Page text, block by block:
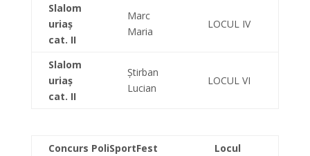
Slalom
uriaș
cat. II
Marc
Maria
LOCUL IV
Slalom
uriaș
cat. II
Știrban
Lucian
LOCUL VI
Concurs PoliSportFest
Locul